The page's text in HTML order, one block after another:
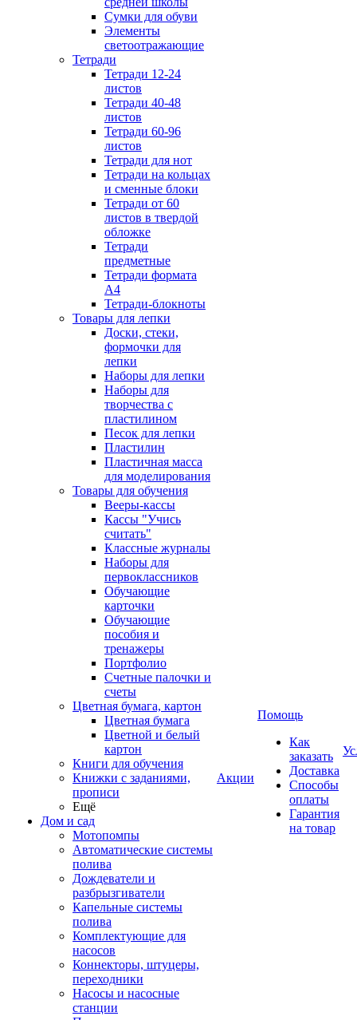
Сумки для обуви
Элементы
светоотражающие
Тетради
Тетради 12-24
листов
Тетради 40-48
листов
Тетради 60-96
листов
Тетради для нот
Тетради на кольцах
и сменные блоки
Тетради от 60
листов в твердой
обложке
Тетради
предметные
Тетради формата
А4
Тетради-блокноты
Товары для лепки
Доски, стеки,
формочки для
лепки
Наборы для лепки
Наборы для
творчества с
пластилином
Песок для лепки
Пластилин
Пластичная масса
для моделирования
Товары для обучения
Вееры-кассы
Кассы "Учись
считать"
Классные журналы
Наборы для
первоклассников
Обучающие
карточки
Обучающие
пособия и
тренажеры
Портфолио
Счетные палочки и
счеты
Цветная бумага, картон
Цветная бумага
Цветной и белый
картон
Книги для обучения
Книжки с заданиями,
прописи
Ещё
Дом и сад
Мотопомпы
Автоматические системы
полива
Дождеватели и
разбрызгиватели
Капельные системы
полива
Комплектующие для
насосов
Коннекторы, штуцеры,
переходники
Насосы и насосные
станции
Акции
Помощь
Как
заказать
Доставка
Способы
оплаты
Гарантия
на товар